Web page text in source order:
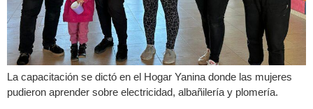
La capacitación se dictó en el Hogar Yanina donde las mujeres
pudieron aprender sobre electricidad, albañilería y plomería.